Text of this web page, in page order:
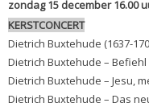
zondag 15 december 16.00
KERSTCONCERT
Dietrich Buxtehude (1637-
Dietrich Buxtehude – Befiehl
Dietrich Buxtehude – Jesu,
Dietrich Buxtehude – Das